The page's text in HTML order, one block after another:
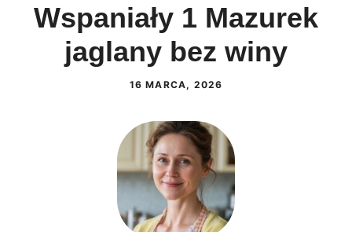
Wspaniały 1 Mazurek
jaglany bez winy
16 MARCA, 2026